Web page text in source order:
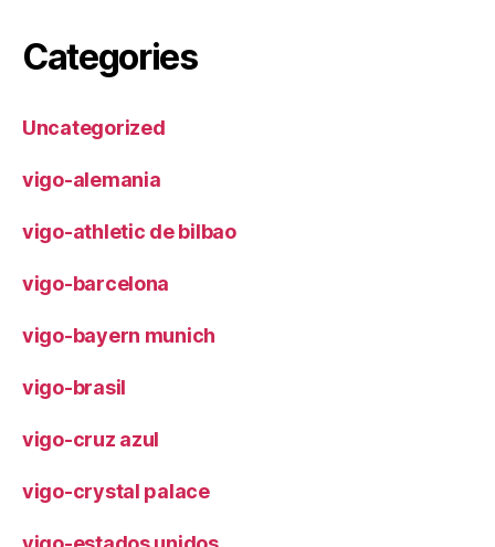
Categories
Uncategorized
vigo-alemania
vigo-athletic de bilbao
vigo-barcelona
vigo-bayern munich
vigo-brasil
vigo-cruz azul
vigo-crystal palace